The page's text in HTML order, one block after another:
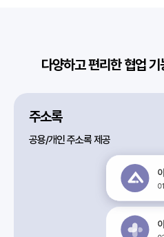
다양하고 편리한 협업
주소록
공용/개인 주소록 제공